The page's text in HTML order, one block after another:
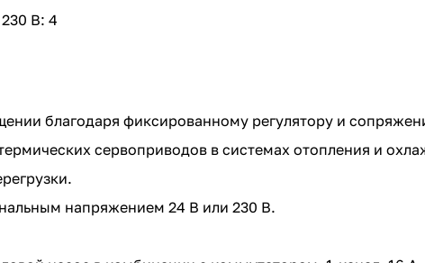
В: 4
благодаря фиксированному регулятору и
сервоприводов в системах отопления и
напряжением 24 В или 230 В.